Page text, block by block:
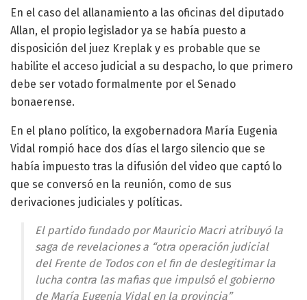
En el caso del allanamiento a las oficinas del diputado
Allan, el propio legislador ya se había puesto a
disposición del juez Kreplak y es probable que se
habilite el acceso judicial a su despacho, lo que primero
debe ser votado formalmente por el Senado
bonaerense.
En el plano político, la exgobernadora María Eugenia
Vidal rompió hace dos días el largo silencio que se
había impuesto tras la difusión del video que captó lo
que se conversó en la reunión, como de sus
derivaciones judiciales y políticas.
El partido fundado por Mauricio Macri atribuyó la
saga de revelaciones a “otra operación judicial
del Frente de Todos con el fin de deslegitimar la
lucha contra las mafias que impulsó el gobierno
de María Eugenia Vidal en la provincia”